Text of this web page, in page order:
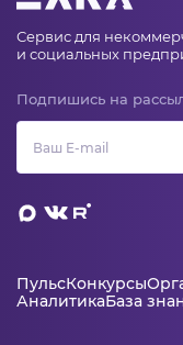
Сервис для
и социальных
Подпишись на
ПульсКонкурсы
АналитикаБаза